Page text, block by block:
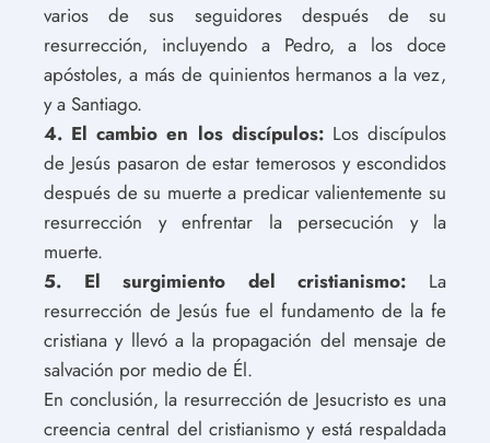
varios de sus seguidores después de su
resurrección, incluyendo a Pedro, a los doce
apóstoles, a más de quinientos hermanos a la vez,
y a Santiago.
4. El cambio en los discípulos:Los discípulos
de Jesús pasaron de estar temerosos y escondidos
después de su muerte a predicar valientemente su
resurrección y enfrentar la persecución y la
muerte.
5. El surgimiento del cristianismo: La
resurrección de Jesús fue el fundamento de la fe
cristiana y llevó a la propagación del mensaje de
salvación por medio de Él.
En conclusión, la resurrección de Jesucristo es una
creencia central del cristianismo y está respaldada